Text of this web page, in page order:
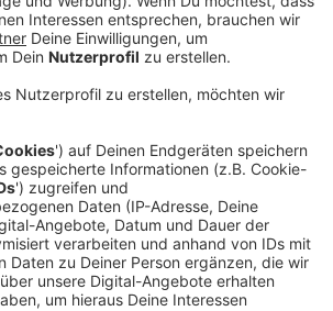
20.05.2020 06:21
Leverkusen will – muss
verlassen und eine Umleitung
auf die A1 auffahren zu